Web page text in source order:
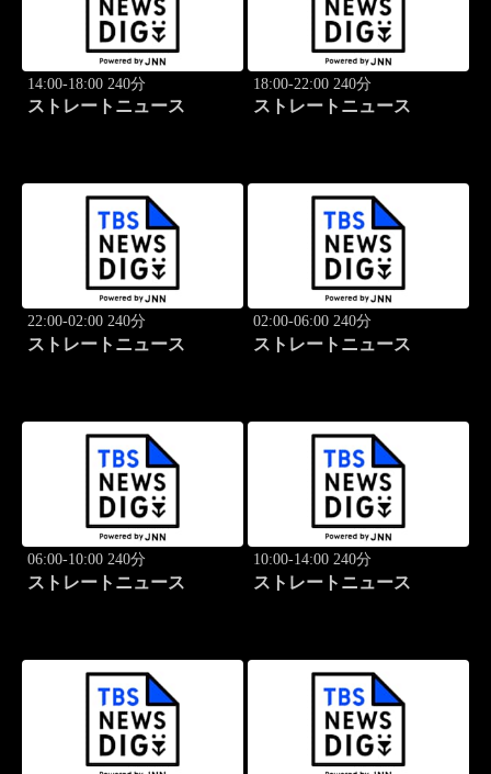
14:00-18:00 240分
ストレートニュース
18:00-22:00 240分
ストレートニュース
22:00-02:00 240分
ストレートニュース
02:00-06:00 240分
ストレートニュース
06:00-10:00 240分
ストレートニュース
10:00-14:00 240分
ストレートニュース